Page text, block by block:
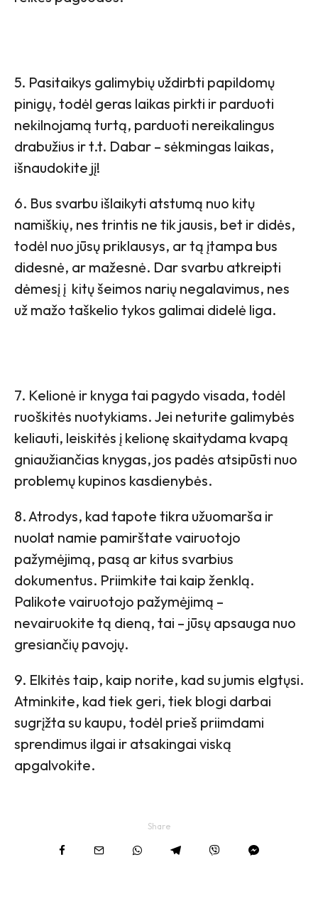
5. Pasitaikys galimybių uždirbti papildomų
pinigų, todėl geras laikas pirkti ir parduoti
nekilnojamą turtą, parduoti nereikalingus
drabužius ir t.t. Dabar – sėkmingas laikas,
išnaudokite jį!
6. Bus svarbu išlaikyti atstumą nuo kitų
namiškių, nes trintis ne tik jausis, bet ir didės,
todėl nuo jūsų priklausys, ar tą įtampa bus
didesnė, ar mažesnė. Dar svarbu atkreipti
dėmesį į kitų šeimos narių negalavimus, nes
už mažo taškelio tykos galimai didelė liga.
7. Kelionė ir knyga tai pagydo visada, todėl
ruoškitės nuotykiams. Jei neturite galimybės
keliauti, leiskitės į kelionę skaitydama kvapą
gniaužiančias knygas, jos padės atsipūsti nuo
problemų kupinos kasdienybės.
8. Atrodys, kad tapote tikra užuomarša ir
nuolat namie pamirštate vairuotojo
pažymėjimą, pasą ar kitus svarbius
dokumentus. Priimkite tai kaip ženklą.
Palikote vairuotojo pažymėjimą –
nevairuokite tą dieną, tai – jūsų apsauga nuo
gresiančių pavojų.
9. Elkitės taip, kaip norite, kad su jumis elgtųsi.
Atminkite, kad tiek geri, tiek blogi darbai
sugrįžta su kaupu, todėl prieš priimdami
sprendimus ilgai ir atsakingai viską
apgalvokite.
Share